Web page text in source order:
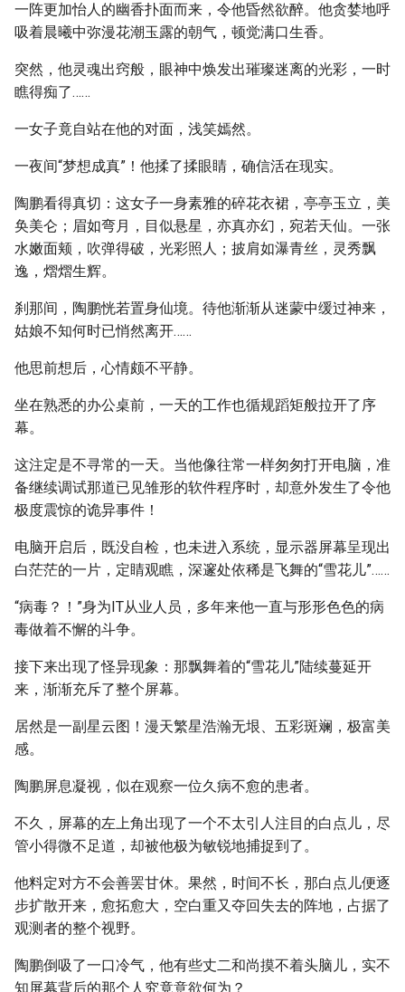
一阵更加怡人的幽香扑面而来，令他昏然欲醉。他贪婪地呼
吸着晨曦中弥漫花潮玉露的朝气，顿觉满口生香。
突然，他灵魂出窍般，眼神中焕发出璀璨迷离的光彩，一时
瞧得痴了……
一女子竟自站在他的对面，浅笑嫣然。
一夜间“梦想成真”！他揉了揉眼睛，确信活在现实。
陶鹏看得真切：这女子一身素雅的碎花衣裙，亭亭玉立，美
奂美仑；眉如弯月，目似悬星，亦真亦幻，宛若天仙。一张
水嫩面颊，吹弹得破，光彩照人；披肩如瀑青丝，灵秀飘
逸，熠熠生辉。
刹那间，陶鹏恍若置身仙境。待他渐渐从迷蒙中缓过神来，
姑娘不知何时已悄然离开……
他思前想后，心情颇不平静。
坐在熟悉的办公桌前，一天的工作也循规蹈矩般拉开了序
幕。
这注定是不寻常的一天。当他像往常一样匆匆打开电脑，准
备继续调试那道已见雏形的软件程序时，却意外发生了令他
极度震惊的诡异事件！
电脑开启后，既没自检，也未进入系统，显示器屏幕呈现出
白茫茫的一片，定睛观瞧，深邃处依稀是飞舞的“雪花儿”……
“病毒？！”身为IT从业人员，多年来他一直与形形色色的病
毒做着不懈的斗争。
接下来出现了怪异现象：那飘舞着的“雪花儿”陆续蔓延开
来，渐渐充斥了整个屏幕。
居然是一副星云图！漫天繁星浩瀚无垠、五彩斑斓，极富美
感。
陶鹏屏息凝视，似在观察一位久病不愈的患者。
不久，屏幕的左上角出现了一个不太引人注目的白点儿，尽
管小得微不足道，却被他极为敏锐地捕捉到了。
他料定对方不会善罢甘休。果然，时间不长，那白点儿便逐
步扩散开来，愈拓愈大，空白重又夺回失去的阵地，占据了
观测者的整个视野。
陶鹏倒吸了一口冷气，他有些丈二和尚摸不着头脑儿，实不
知屏幕背后的那个人究竟意欲何为？